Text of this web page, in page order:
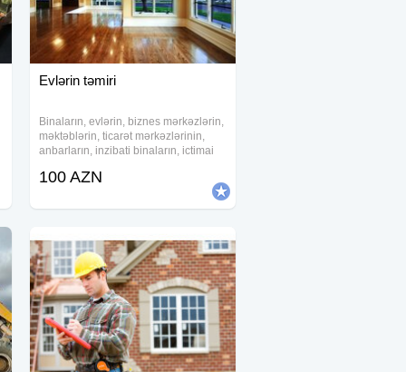
Evlərin təmiri
Binaların, evlərin, biznes mərkəzlərin,
məktəblərin, ticarət mərkəzlərinin,
anbarların, inzibati binaların, ictimai
s. tikinti və təmirini həyata keçiririk
100 AZN